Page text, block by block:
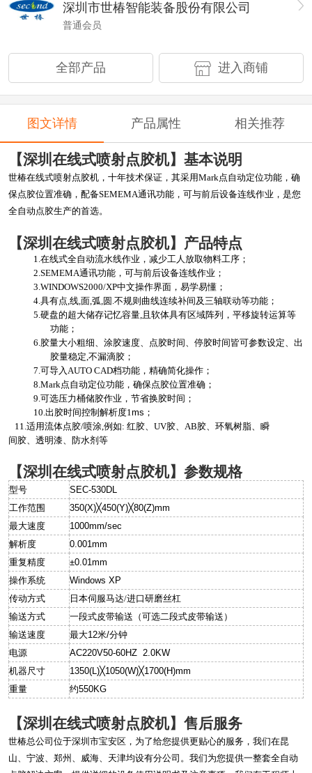
深圳市世椿智能装备股份有限公司
普通会员
全部产品 进入商铺
图文详情 产品属性 相关推荐
【深圳在线式喷射点胶机】基本说明
世椿在线式喷射点胶机，十年技术保证，其采用Mark 点自动定位功能，确
保点胶位置准确，配备SEMEMA通讯功能，可与前后设备连线作业，是您
全自动点胶生产的首选。
【深圳在线式喷射点胶机】产品特点
1.在线式全自动流水线作业，减少工人放取物料工序；
2.SEMEMA通讯功能，可与前后设备连线作业；
3.WINDOWS2000/XP中文操作界面 ，易学易懂 ；
4 .具有点,线 ,面 ,弧 圆 .不规则曲线连续补间及三轴联动等功能 ；
5 .硬盘的超大储存记忆容量, 且软体具有区域阵列，平移旋转运算等
功能；
6 胶量大小粗细、涂胶速度、点胶时间、停胶时间皆可参数设定、出
胶量稳定, 不漏滴胶；
7 .可导入AUTO CAD档功能，精确简化操作 ；
8.Mark点自动定位功能，确保点胶位置准确；
9.可选压力桶储胶作业，节省换胶时间；
10.出胶时间控制解析度1ms ；
11 适用流体点胶/喷涂, 例如: 红胶、 UV胶、 AB 胶、环氧树脂、瞬
间胶、透明漆、 防水剂 等
【深圳在线式喷射点胶机】参数规格
型号
SEC-530DL
工作范围
350(X)╳450(Y)╳80(Z)mm
最大速度
1000mm/sec
解析度
0.001mm
重复精度
±0.01mm
操作系统
Windows XP
传动方式
日本伺服马达/进口研磨丝杠
输送方式
一段式皮带输送（可选二段式皮带输送）
输送速度
最大12米/分钟
电源
AC220V50-60HZ 2.0KW
机器尺寸
1350(L)╳1050(W)╳1700(H)mm
重量
约550KG
【深圳在线式喷射点胶机】售后服务
世椿总公司位于深圳市宝安区，为了给您提供更贴心的服务，我们在昆
山、宁波、郑州、威海、天津均设有分公司。我们为您提供一整套全自动